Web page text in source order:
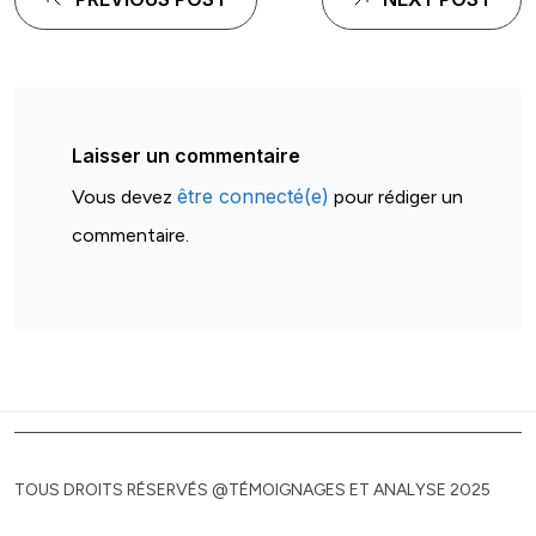
de
Laisser un commentaire
Vous devez être connecté(e) pour rédiger un
commentaire.
TOUS DROITS RÉSERVÉS @TÉMOIGNAGES ET ANALYSE 2025